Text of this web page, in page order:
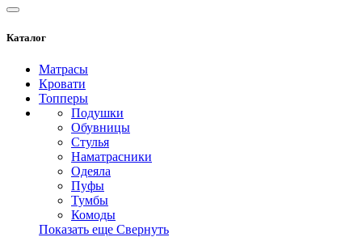
Каталог
Матрасы
Кровати
Топперы
Подушки
Обувницы
Стулья
Наматрасники
Одеяла
Пуфы
Тумбы
Комоды
Показать еще Свернуть